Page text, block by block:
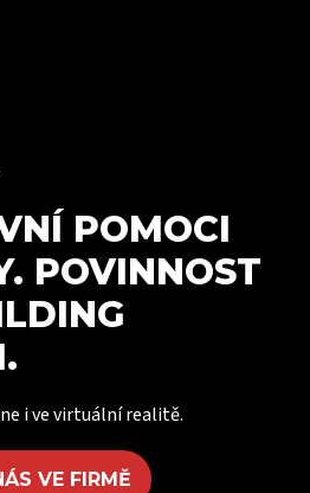
POMOCI
POVINNOST
i ve virtuální realitě.
VE FIRMĚ